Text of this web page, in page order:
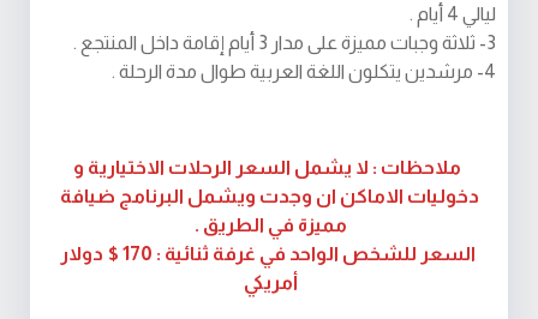
ليالي 4 أيام .
3- ثلاثة وجبات مميزة على مدار 3 أيام إقامة داخل المنتجع .
4- مرشدين يتكلون اللغة العربية طوال مدة الرحلة .
ملاحظات : لا يشمل السعر الرحلات الاختيارية و
دخوليات الاماكن ان وجدت ويشمل البرنامج ضيافة
مميزة في الطريق .
السعر للشخص الواحد في غرفة ثنائية : 170 $ دولار
أمريكي